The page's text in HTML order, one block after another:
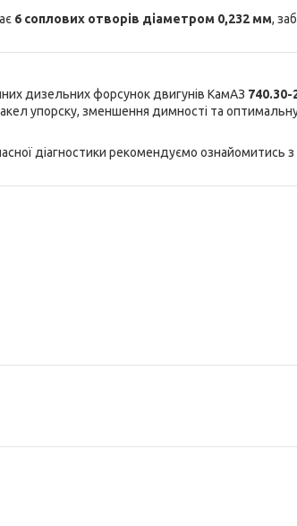
6 соплових отворів діаметром 0,232 мм,
дизельних форсунок двигунів КамАЗ 740.30-
упорску, зменшення димності та
діагностики рекомендуємо ознайомитись з